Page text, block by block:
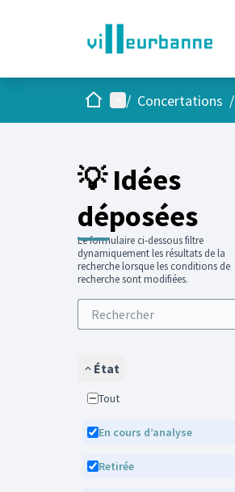
AccueilMenu principal
/ Concertations /
💡 Idées
déposées
Le formulaire ci-dessous filtre
dynamiquement les résultats de la
recherche lorsque les conditions de
recherche sont modifiées.
État
Tout
En cours d’analyse
Retirée